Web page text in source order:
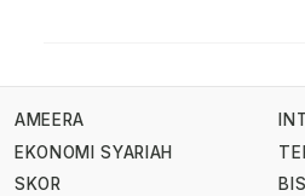
AMEERA
EKONOMI SYARIAH
SKOR